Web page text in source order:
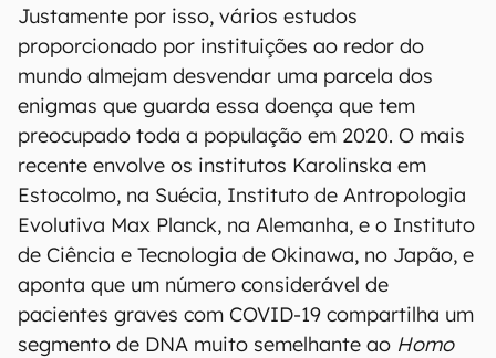
Justamente por isso, vários estudos
proporcionado por instituições ao redor do
mundo almejam desvendar uma parcela dos
enigmas que guarda essa doença que tem
preocupado toda a população em 2020. O mais
recente envolve os institutos Karolinska em
Estocolmo, na Suécia, Instituto de Antropologia
Evolutiva Max Planck, na Alemanha, e o Instituto
de Ciência e Tecnologia de Okinawa, no Japão, e
aponta que um número considerável de
pacientes graves com COVID-19 compartilha um
segmento de DNA muito semelhante ao Homo